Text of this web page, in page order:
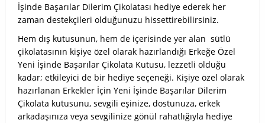
İşinde Başarılar Dilerim Çikolatası hediye ederek her
zaman destekçileri olduğunuzu hissettirebilirsiniz.
Hem dış kutusunun, hem de içerisinde yer alan sütlü
çikolatasının kişiye özel olarak hazırlandığı Erkeğe Özel
Yeni İşinde Başarılar Çikolata Kutusu, lezzetli olduğu
kadar; etkileyici de bir hediye seçeneği. Kişiye özel olarak
hazırlanan Erkekler İçin Yeni İşinde Başarılar Dilerim
Çikolata kutusunu, sevgili eşinize, dostunuza, erkek
arkadaşınıza veya sevgilinize gönül rahatlığıyla hediye